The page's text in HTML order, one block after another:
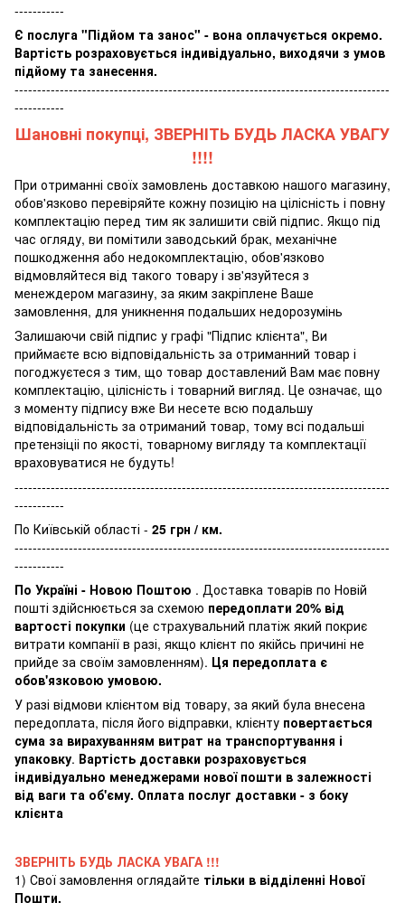
-----------
Є послуга "Підйом та занос" - вона оплачується окремо.
Вартість розраховується індивідуально, виходячи з умов
підйому та занесення.
-----------------------------------------------------------------------------------
-----------
Шановні покупці, ЗВЕРНІТЬ БУДЬ ЛАСКА УВАГУ
!!!!
При отриманні своїх замовлень доставкою нашого магазину,
обов'язково перевіряйте кожну позицію на цілісність і повну
комплектацію перед тим як залишити свій підпис. Якщо під
час огляду, ви помітили заводський брак, механічне
пошкодження або недокомплектацію, обов'язково
відмовляйтеся від такого товару і зв'язуйтеся з
менеждером магазину, за яким закріплене Ваше
замовлення, для уникнення подальших недорозумінь
Залишаючи свій підпис у графі "Підпис клієнта", Ви
приймаєте всю відповідальність за отриманний товар і
погоджуєтеся з тим, що товар доставлений Вам має повну
комплектацію, цілісність і товарний вигляд. Це означає, що
з моменту підпису вже Ви несете всю подальшу
відповідальність за отриманий товар, тому всі подальші
претензіціі по якості, товарному вигляду та комплектації
враховуватися не будуть!
-----------------------------------------------------------------------------------
-----------
По Київській області - 25 грн / км.
-----------------------------------------------------------------------------------
-----------
По Україні - Новою Поштою . Доставка товарів по Новій
пошті здійснюється за схемою передоплати 20% від
вартості покупки (це страхувальний платіж який покриє
витрати компанії в разі, якщо клієнт по якійсь причині не
прийде за своїм замовленням). Ця передоплата є
обов'язковою умовою.
У разі відмови клієнтом від товару, за який була внесена
передоплата, після його відправки, клієнту повертається
сума за вирахуванням витрат на транспортування і
упаковку. Вартість доставки розраховується
індивідуально менеджерами нової пошти в залежності
від ваги та об'єму. Оплата послуг доставки - з боку
клієнта
ЗВЕРНІТЬ БУДЬ ЛАСКА УВАГА !!!
1) Свої замовлення оглядайте тільки в відділенні Нової
Пошти.